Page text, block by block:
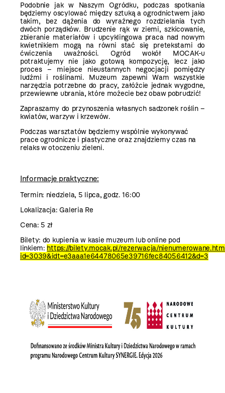
Podobnie jak w Naszym Ogródku, podczas spotkania
będziemy oscylować między sztuką a ogrodnictwem jako
takim, bez dążenia do wyraźnego rozdzielania tych
dwóch porządków. Brudzenie rąk w ziemi, szkicowanie,
zbieranie materiałów i upcyklingowa praca nad nowym
kwietnikiem mogą na równi stać się pretekstami do
ćwiczenia uważności. Ogród wokół MOCAK-u
potraktujemy nie jako gotową kompozycję, lecz jako
proces – miejsce nieustannych negocjacji pomiędzy
ludźmi i roślinami. Muzeum zapewni Wam wszystkie
narzędzia potrzebne do pracy, załóżcie jednak wygodne,
przewiewne ubrania, które możecie bez obaw pobrudzić!
Zapraszamy do przynoszenia własnych sadzonek roślin–
kwiatów, warzyw i krzewów.
Podczas warsztatów będziemy wspólnie wykonywać
prace ogrodnicze i plastyczne oraz znajdziemy czas na
relaks w otoczeniu zieleni.
Informacje praktyczne:
Termin: niedziela, 5 lipca, godz. 16:00
Lokalizacja: Galeria Re
Cena: 5 zł
Bilety: do kupienia w kasie muzeum lub online pod
linkiem: https://bilety.mocak.pl/rezerwacja/
id=3039&idt=e3aaa1e64478065e39716fec84056412&d=3